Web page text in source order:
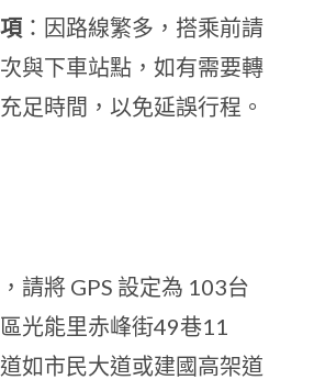
：因路線繁多，搭乘前請
與下車站點，如有需要轉
足時間，以免延誤行程。
請將 GPS 設定為 103台
光能里赤峰街49巷11
如市民大道或建國高架道